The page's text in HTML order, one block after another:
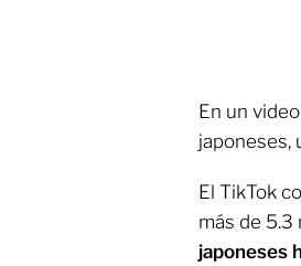
En un
japoneses,
El TikTok
más de 5.3
japoneses